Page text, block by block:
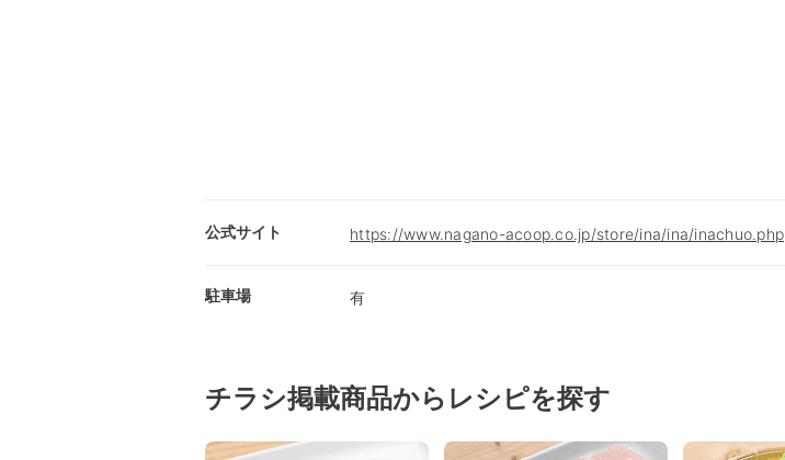
公式サイト https://www.nagano-acoop.co.jp/store/ina/ina/inachuo.php
駐車場 有
チラシ掲載商品からレシピを探す